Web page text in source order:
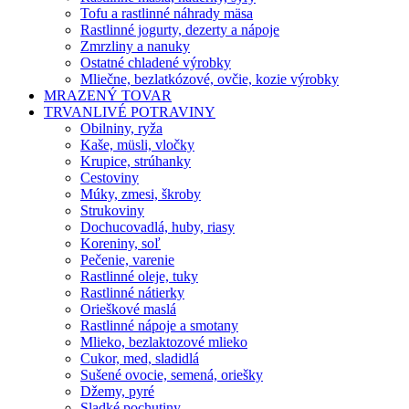
Tofu a rastlinné náhrady mäsa
Rastlinné jogurty, dezerty a nápoje
Zmrzliny a nanuky
Ostatné chladené výrobky
Mliečne, bezlatkózové, ovčie, kozie výrobky
MRAZENÝ TOVAR
TRVANLIVÉ POTRAVINY
Obilniny, ryža
Kaše, müsli, vločky
Krupice, strúhanky
Cestoviny
Múky, zmesi, škroby
Strukoviny
Dochucovadlá, huby, riasy
Koreniny, soľ
Pečenie, varenie
Rastlinné oleje, tuky
Rastlinné nátierky
Orieškové maslá
Rastlinné nápoje a smotany
Mlieko, bezlaktozové mlieko
Cukor, med, sladidlá
Sušené ovocie, semená, oriešky
Džemy, pyré